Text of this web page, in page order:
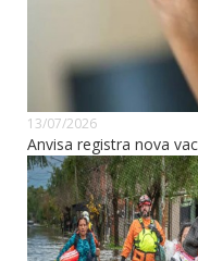
13/07/2026
Anvisa registra nova